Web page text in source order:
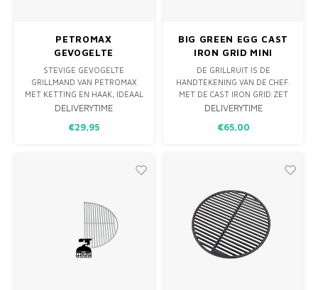
PETROMAX
GEVOGELTE
GRILLMAND MET
KETTING EN HAAK
STEVIGE GEVOGELTE
GRILLMAND VAN PETROMAX
MET KETTING EN HAAK, IDEAAL
VOOR HET GRILLEN VAN HELE
BOVEN OPEN VUUR. GEMAAKT
DELIVERYTIME
€29,95
BIG GREEN EGG CAST
IRON GRID MINI
DE GRILLRUIT IS DE
HANDTEKENING VAN DE CHEF.
MET DE CAST IRON GRID ZET
JE HEM ZELF OOK OP JE
GROENTE. DIT GIETIJZEREN
VLEES WAARDOOR DE SAPPEN
HEB JE JE GERECHT GESIGNE
DELIVERYTIME
€65,00